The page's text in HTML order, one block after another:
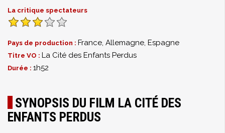
La critique spectateurs
Pays de production : France, Allemagne, Espagne
Titre VO : La Cité des Enfants Perdus
Durée : 1h52
SYNOPSIS DU FILM LA CITÉ DES
ENFANTS PERDUS